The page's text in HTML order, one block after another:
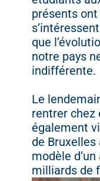
présents ont
que
notre pays
indifférente.
Le
rentrer chez
également
de Bruxelles
modèle
milliards de